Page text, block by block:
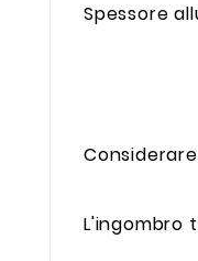
Spessore
Considerare
L'ingombro